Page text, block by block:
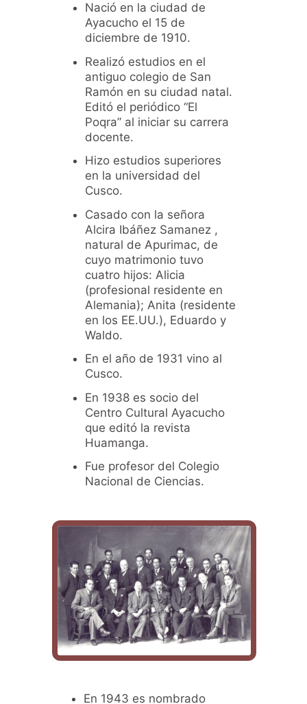
Nació en la ciudad de
Ayacucho el 15 de
diciembre de 1910.
Realizó estudios en el
antiguo colegio de San
Ramón en su ciudad natal.
Editó el periódico “El
Poqra” al iniciar su carrera
docente.
Hizo estudios superiores
en la universidad del
Cusco.
Casado con la señora
Alcira Ibáñez Samanez ,
natural de Apurimac, de
cuyo matrimonio tuvo
cuatro hijos: Alicia
(profesional residente en
Alemania); Anita (residente
en los EE.UU.), Eduardo y
Waldo.
En el año de 1931 vino al
Cusco.
En 1938 es socio del
Centro Cultural Ayacucho
que editó la revista
Huamanga.
Fue profesor del Colegio
Nacional de Ciencias.
En 1943 es nombrado